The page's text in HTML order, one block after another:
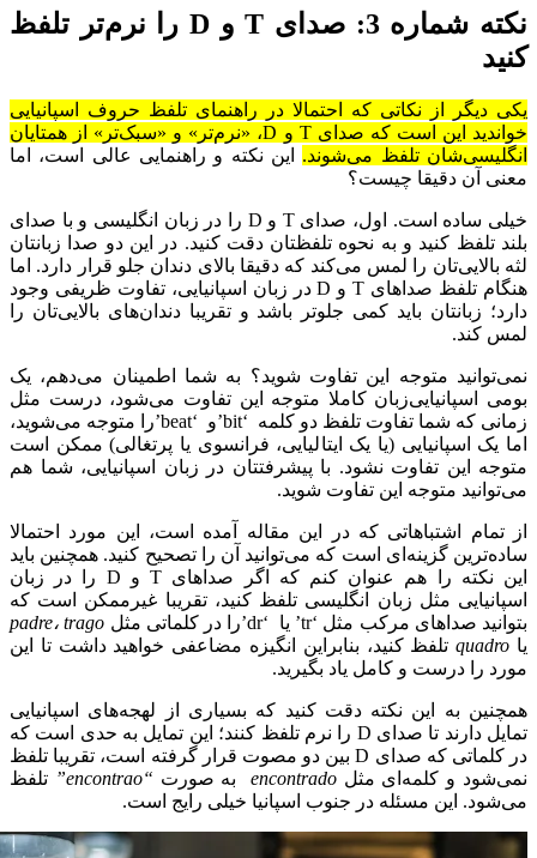
نکته شماره 3: صدای Tو D را نرم‌تر تلفظ
کنید
یکی دیگر از نکاتی که احتمالا در راهنمای تلفظ حروف اسپانیایی
خواندید این است که صدای T و D، «نرم‌تر» و «سبک‌تر» از همتایان
انگلیسی‌شان تلفظ می‌شوند. این نکته و راهنمایی عالی است، اما
معنی آن دقیقا چیست؟
خیلی ساده است. اول، صدای T و D را در زبان انگلیسی و با صدای
بلند تلفظ کنید و به نحوه تلفظتان دقت کنید. در این دو صدا زبانتان
لثه بالایی‌تان را لمس می‌کند که دقیقا بالای دندان جلو قرار دارد. اما
هنگام تلفظ صداهای T و D در زبان اسپانیایی، تفاوت ظریفی وجود
دارد؛ زبانتان باید کمی جلوتر باشد و تقریبا دندان‌های بالایی‌تان را
لمس کند.
نمی‌توانید متوجه این تفاوت شوید؟ به شما اطمینان می‌دهم، یک
بومی اسپانیایی‌زبان کاملا متوجه این تفاوت می‌شود، درست مثل
زمانی که شما تفاوت تلفظ دو کلمه ‘bit’و ‘beat’را متوجه می‌شوید،
اما یک اسپانیایی (یا یک ایتالیایی، فرانسوی یا پرتغالی) ممکن است
متوجه این تفاوت نشود. با پیشرفتتان در زبان اسپانیایی، شما هم
می‌توانید متوجه این تفاوت شوید.
از تمام اشتباهاتی که در این مقاله آمده است، این مورد احتمالا
ساده‌ترین گزینه‌ای است که می‌توانید آن را تصحیح کنید. همچنین باید
این نکته را هم عنوان کنم که اگر صداهای T و D را در زبان
اسپانیایی مثل زبان انگلیسی تلفظ کنید، تقریبا غیرممکن است که
بتوانید صداهای مرکب مثل ‘tr’ یا ‘dr’را در کلماتی مثل
padre،trago
یا quadroتلفظ کنید، بنابراین انگیزه مضاعفی خواهید داشت تا این
مورد را درست و کامل یاد بگیرید.
همچنین به این نکته دقت کنید که بسیاری از لهجه‌های اسپانیایی
تمایل دارند تا صدای D را نرم تلفظ کنند؛ این تمایل به حدی است که
در کلماتی که صدای D بین دو مصوت قرار گرفته است، تقریبا تلفظ
نمی‌شود و کلمه‌ای مثلencontrado به صورت “encontrao”
تلفظ
می‌شود. این مسئله در جنوب اسپانیا خیلی رایج است.